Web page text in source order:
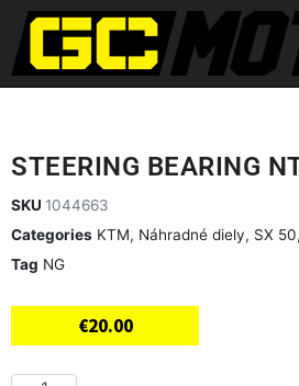
STEERING BEARING
SKU 1044663
Categories KTM, Náhradné diely, SX 50,
Tag NG
€20.00